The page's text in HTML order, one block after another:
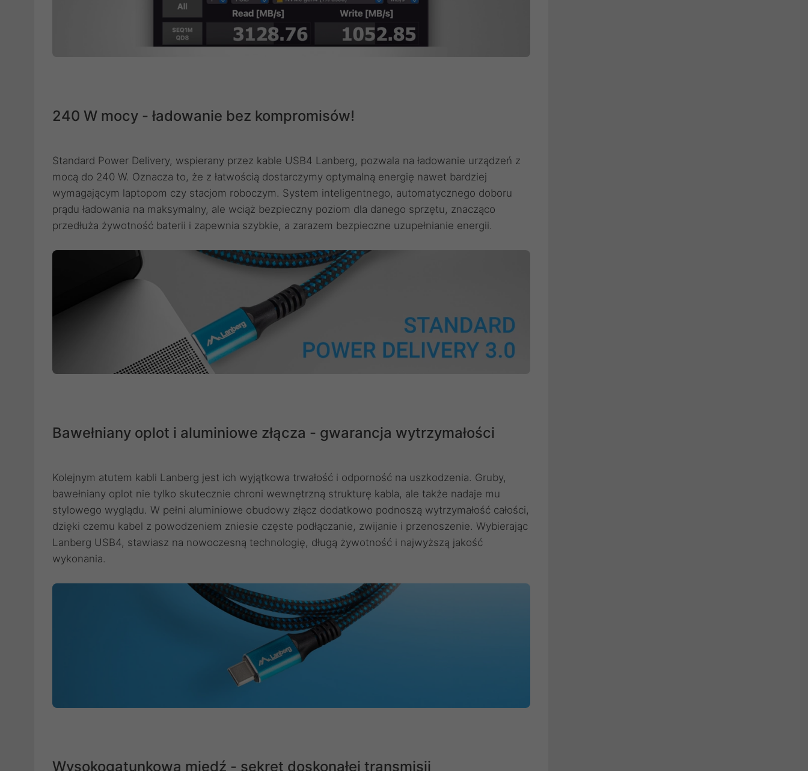
240 W mocy - ładowanie bez kompromisów!
Standard Power Delivery, wspierany przez kable USB4 Lanberg, pozwala na ładowanie urządzeń z
mocą do 240 W. Oznacza to, że z łatwością dostarczymy optymalną energię nawet bardziej
wymagającym laptopom czy stacjom roboczym. System inteligentnego, automatycznego doboru
prądu ładowania na maksymalny, ale wciąż bezpieczny poziom dla danego sprzętu, znacząco
przedłuża żywotność baterii i zapewnia szybkie, a zarazem bezpieczne uzupełnianie energii.
Bawełniany oplot i aluminiowe złącza - gwarancja wytrzymałości
Kolejnym atutem kabli Lanberg jest ich wyjątkowa trwałość i odporność na uszkodzenia. Gruby,
bawełniany oplot nie tylko skutecznie chroni wewnętrzną strukturę kabla, ale także nadaje mu
stylowego wyglądu. W pełni aluminiowe obudowy złącz dodatkowo podnoszą wytrzymałość całości,
dzięki czemu kabel z powodzeniem zniesie częste podłączanie, zwijanie i przenoszenie. Wybierając
Lanberg USB4, stawiasz na nowoczesną technologię, długą żywotność i najwyższą jakość
wykonania.
Wysokogatunkowa miedź - sekret doskonałej transmisji